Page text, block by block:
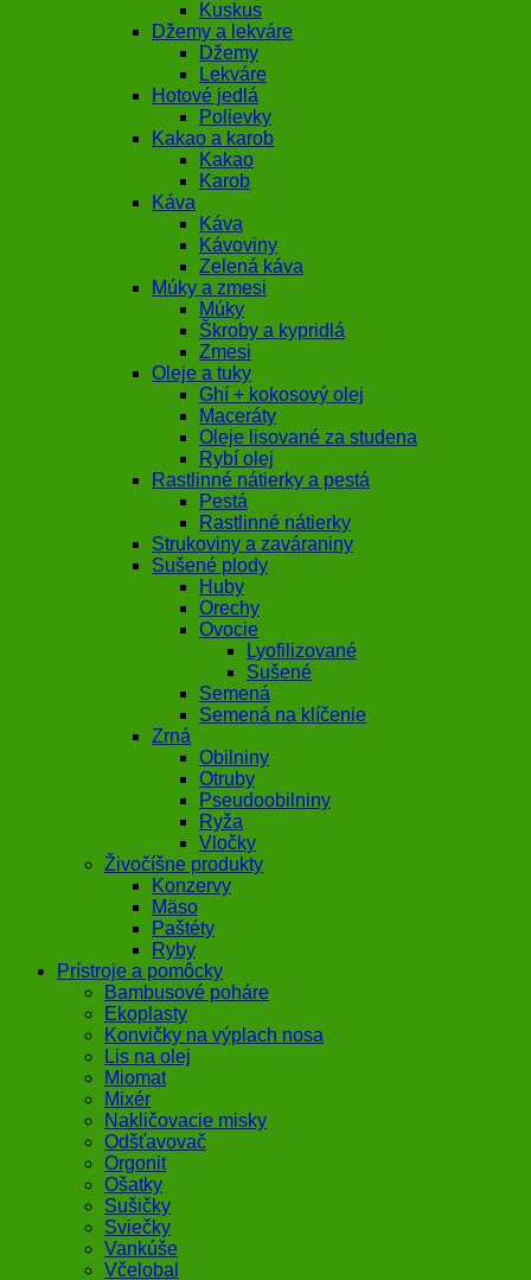
Kuskus
Džemy a lekváre
Džemy
Lekváre
Hotové jedlá
Polievky
Kakao a karob
Kakao
Karob
Káva
Káva
Kávoviny
Zelená káva
Múky a zmesi
Múky
Škroby a kypridlá
Zmesi
Oleje a tuky
Ghí + kokosový olej
Maceráty
Oleje lisované za studena
Rybí olej
Rastlinné nátierky a pestá
Pestá
Rastlinné nátierky
Strukoviny a zaváraniny
Sušené plody
Huby
Orechy
Ovocie
Lyofilizované
Sušené
Semená
Semená na klíčenie
Zrná
Obilniny
Otruby
Pseudoobilniny
Ryža
Vločky
Živočíšne produkty
Konzervy
Mäso
Paštéty
Ryby
Prístroje a pomôcky
Bambusové poháre
Ekoplasty
Konvičky na výplach nosa
Lis na olej
Miomat
Mixér
Nakličovacie misky
Odšťavovač
Orgonit
Ošatky
Sušičky
Sviečky
Vankúše
Včelobal